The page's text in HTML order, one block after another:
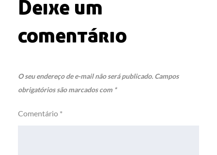
Deixe um
comentário
O seu endereço de e-mail não será publicado. Campos
obrigatórios são marcados com *
Comentário *